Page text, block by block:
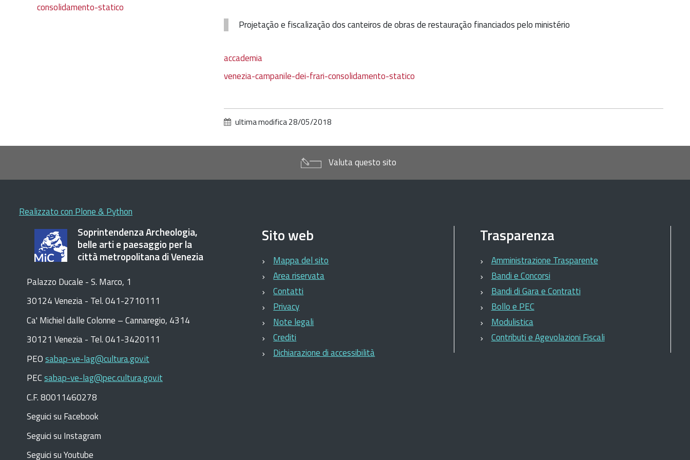
Projetação e fiscalização dos canteiros de obras de restauração financiados pelo ministério
accademia
venezia-campanile-dei-frari-consolidamento-statico
ultima modifica28/05/2018
consolidamento-statico
Valuta questo sito
Realizzato con Plone & Python
Soprintendenza Archeologia,
belle arti e paesaggio per la
città metropolitana di Venezia
Palazzo Ducale - S. Marco, 1
30124 Venezia - Tel. 041-2710111
Ca' Michiel dalle Colonne – Cannaregio, 4314
30121 Venezia - Tel. 041-3420111
PEOsabap-ve-lag@cultura.gov.it
PECsabap-ve-lag@pec.cultura.gov.it
C.F. 80011460278
Seguici su Facebook
Seguici su Instagram
Seguici su Youtube
Sito web
Mappa del sito
Area riservata
Contatti
Privacy
Note legali
Crediti
Dichiarazione di accessibilità
Trasparenza
Amministrazione Trasparente
Bandi e Concorsi
Bandi di Gara e Contratti
Bollo e PEC
Modulistica
Contributi e Agevolazioni Fiscali